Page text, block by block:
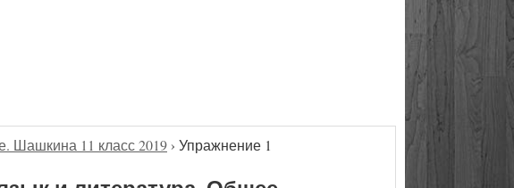
Шашкина 11 класс 2019 › Упражнение 1